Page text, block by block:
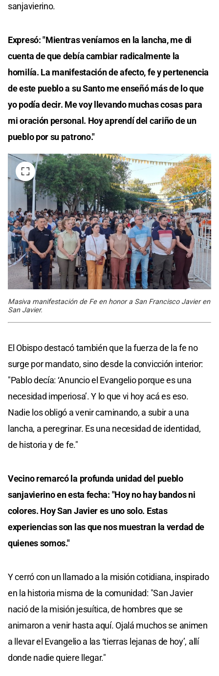
sanjavierino.
Expresó: "Mientras veníamos en la lancha, me di
cuenta de que debía cambiar radicalmente la
homilía. La manifestación de afecto, fe y pertenencia
de este pueblo a su Santo me enseñó más de lo que
yo podía decir. Me voy llevando muchas cosas para
mi oración personal. Hoy aprendí del cariño de un
pueblo por su patrono."
Masiva manifestación de Fe en honor a San Francisco Javier en
San Javier.
El Obispo destacó también que la fuerza de la fe no
surge por mandato, sino desde la convicción interior:
"Pablo decía: ‘Anuncio el Evangelio porque es una
necesidad imperiosa’. Y lo que vi hoy acá es eso.
Nadie los obligó a venir caminando, a subir a una
lancha, a peregrinar. Es una necesidad de identidad,
de historia y de fe."
Vecino remarcó la profunda unidad del pueblo
sanjavierino en esta fecha: "Hoy no hay bandos ni
colores. Hoy San Javier es uno solo. Estas
experiencias son las que nos muestran la verdad de
quienes somos."
Y cerró con un llamado a la misión cotidiana, inspirado
en la historia misma de la comunidad: "San Javier
nació de la misión jesuítica, de hombres que se
animaron a venir hasta aquí. Ojalá muchos se animen
a llevar el Evangelio a las ‘tierras lejanas de hoy’, allí
donde nadie quiere llegar."